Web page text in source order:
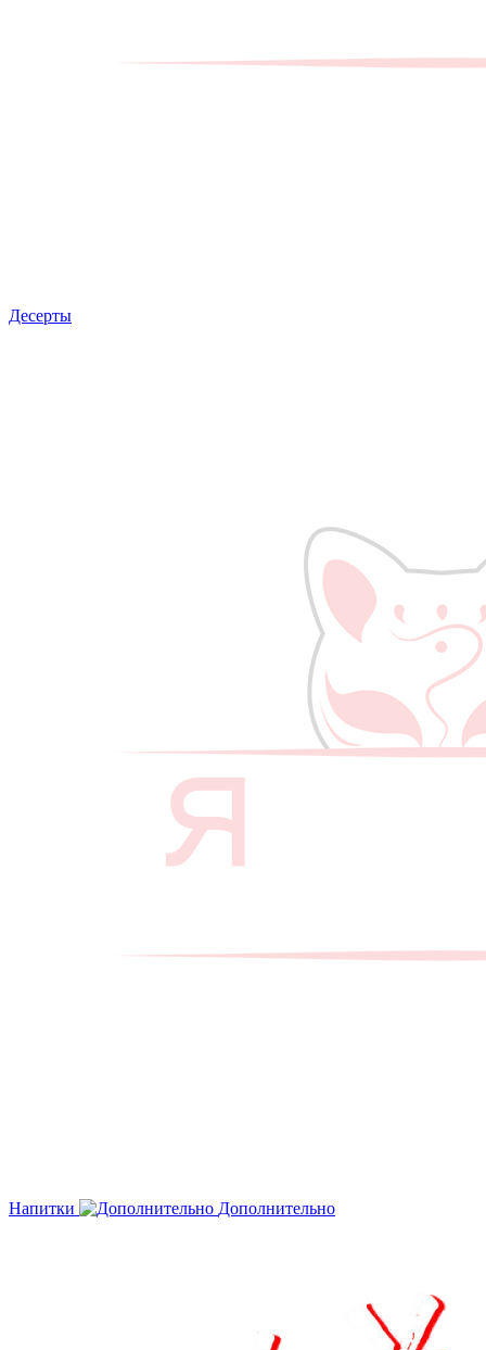
Десерты
Напитки Дополнительно